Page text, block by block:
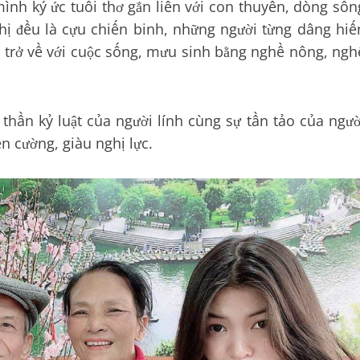
ký ức tuổi thơ gắn liền với con thuyền, dòng
đều là cựu chiến binh, những người từng dâng
về với cuộc sống, mưu sinh bằng nghề nông,
kỷ luật của người lính cùng sự tần tảo của
cường, giàu nghị lực.